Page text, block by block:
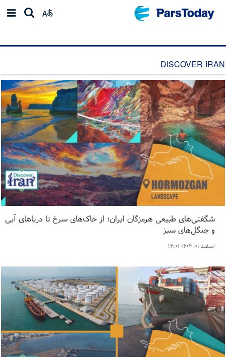
DISCOVER IRAN
شگفتی‌های طبیعی هرمزگان ایران؛ از خاک‌های سرخ تا دریاهای آبی
و جنگل‌های سبز
اسفند ۰۱, ۱۴۰۴ ۱۴:۰۱